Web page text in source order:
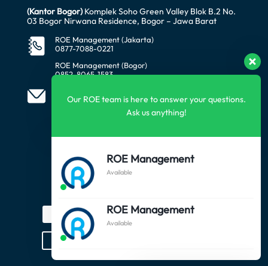
(Kantor Bogor)Komplek Soho Green Valley Blok B.2 No.
03 Bogor Nirwana Residence, Bogor – Jawa Barat
ROE Management (Jakarta)
0877-7088-0221
ROE Management (Bogor)
0852-8065-1583
manager@roeindonesia.co.id
Our ROE team is here to answer your questions.
Ask us anything!
ROE Management
Available
ROE Management
Available